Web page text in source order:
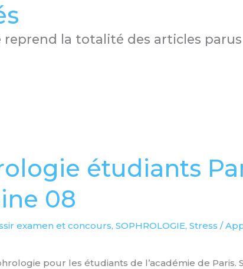
la totalité des articles
étudiants
08
examen et concours,SOPHROLOGIE,Stress /
pour les étudiants de l’académie de Paris.